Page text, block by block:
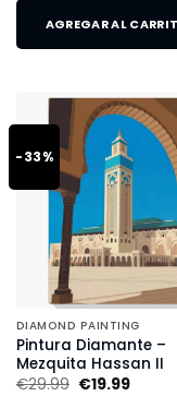
AGREGAR AL
-33%
DIAMOND PAINTING
Pintura Diamante –
Mezquita Hassan II
€29.99 €19.99